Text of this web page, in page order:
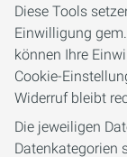
Diese Tools
Einwilligung
können Ihre
Cookie-
Widerruf bleibt
Die jeweiligen
Datenkategorien